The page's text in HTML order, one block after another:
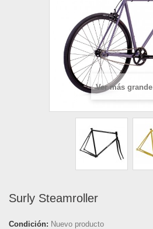
Ver más grande
Surly Steamroller
Condición: Nuevo producto